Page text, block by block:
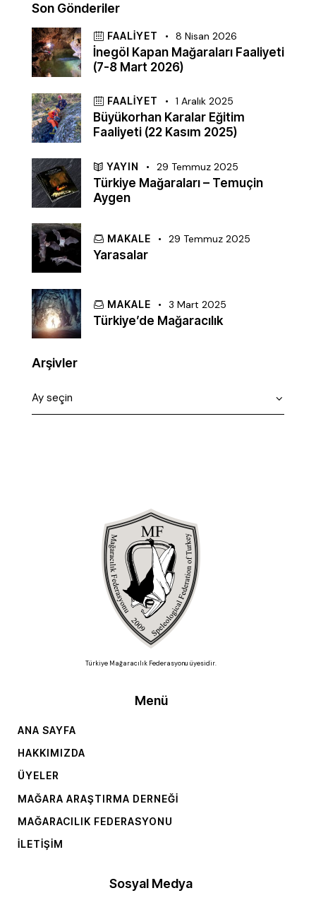
Son Gönderiler
FAALIYET 8 Nisan 2026
İnegöl Kapan Mağaraları Faaliyeti
(7-8 Mart 2026)
FAALIYET 1 Aralık 2025
Büyükorhan Karalar Eğitim
Faaliyeti (22 Kasım 2025)
YAYIN 29 Temmuz 2025
Türkiye Mağaraları – Temuçin
Aygen
MAKALE 29 Temmuz 2025
Yarasalar
MAKALE 3 Mart 2025
Türkiye’de Mağaracılık
Arşivler
Türkiye Mağaracılık Federasyonu üyesidir.
Menü
ANA SAYFA
HAKKIMIZDA
ÜYELER
MAĞARA ARAŞTIRMA DERNEĞI
MAĞARACILIK FEDERASYONU
İLETIŞIM
Sosyal Medya